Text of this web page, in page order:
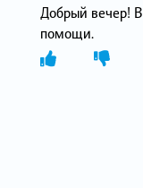
Добрый вечер!
помощи.